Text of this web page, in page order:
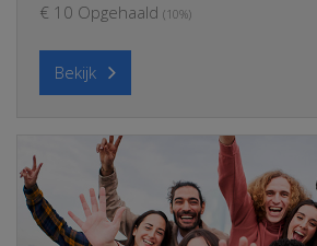
€ 10 Opgehaald (10%)
Bekijk